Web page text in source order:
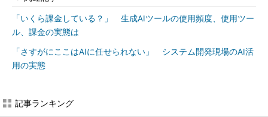
「いくら課金している？」 生成AIツールの使用頻度、使用ツー
ル、課金の実態は
「さすがにここはAIに任せられない」 システム開発現場のAI活
用の実態
記事ランキング